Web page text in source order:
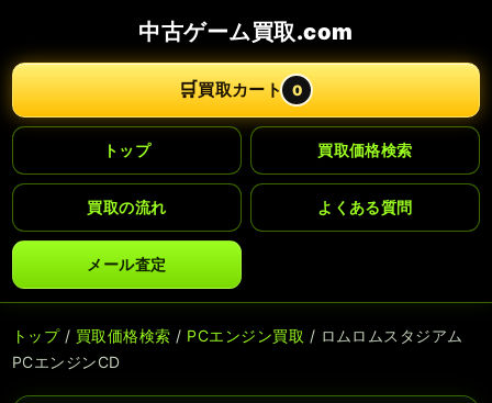
中古ゲーム買取.com
🛒買取カート 0
トップ 買取価格検索
買取の流れ よくある質問
メール査定
トップ/ 買取価格検索 / PCエンジン買取 / ロムロムスタジアム
PCエンジンCD